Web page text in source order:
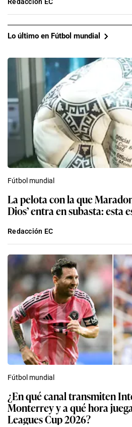
Lo último en Fútbol mundial
Fútbol mundial
La pelota con la que
Dios’ entra en subasta: esta
Redacción EC
Fútbol mundial
¿En qué canal transmiten
Monterrey y a qué hora
Leagues Cup 2026?